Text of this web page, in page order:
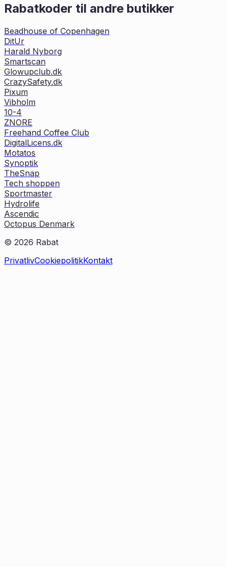
Rabatkoder til andre butikker
Beadhouse of Copenhagen
DitUr
Harald Nyborg
Smartscan
Glowupclub.dk
CrazySafety.dk
Pixum
Vibholm
10-4
ZNORE
Freehand Coffee Club
DigitalLicens.dk
Motatos
Synoptik
TheSnap
Tech shoppen
Sportmaster
Hydrolife
Ascendic
Octopus Denmark
© 2026 Rabat
PrivatlivCookiepolitikKontakt